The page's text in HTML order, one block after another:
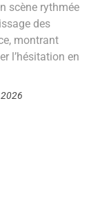
scène rythmée
des
montrant
l’hésitation en